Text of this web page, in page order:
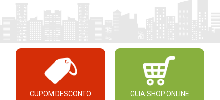
CUPOM DESCONTO GUIA SHOP ONLINE